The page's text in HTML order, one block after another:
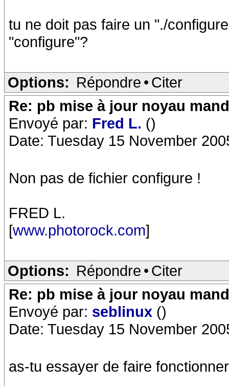
tu ne doit pas faire un "./
"configure"?
Options: Répondre • Citer
Re: pb mise à jour noyau
Envoyé par: Fred L. ()
Date: Tuesday 15 November
Non pas de fichier configure !
FRED L.
[www.photorock.com]
Options: Répondre • Citer
Re: pb mise à jour noyau
Envoyé par: seblinux ()
Date: Tuesday 15 November
as-tu essayer de faire